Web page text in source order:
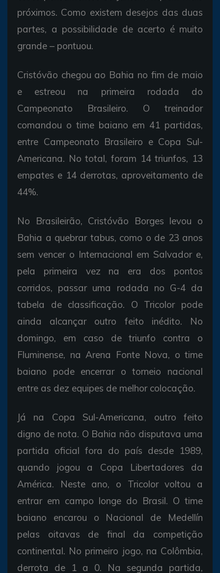
próximos. Como existem desejos das duas
partes, a possibilidade de acerto é muito
grande – pontuou.
Cristóvão chegou ao Bahia no fim de maio
e estreou na primeira rodada do
Campeonato Brasileiro. O treinador
comandou o time baiano em 41 partidas,
entre Campeonato Brasileiro e Copa Sul-
Americana. No total, foram 14 triunfos, 13
empates e 14 derrotas, aproveitamento de
44%.
No Brasileirão, Cristóvão Borges levou o
Bahia a quebrar tabus, como o de 23 anos
sem vencer o Internacional em Salvador e,
pela primeira vez na era dos pontos
corridos, passar uma rodada no G-4 da
tabela de classificação. O Tricolor pode
ainda alcançar outro feito inédito. No
domingo, em caso de triunfo contra o
Fluminense, na Arena Fonte Nova, o time
baiano pode encerrar o torneio nacional
entre as dez equipes de melhor colocação.
Já na Copa Sul-Americana, outro feito
digno de nota. O Bahia não disputava uma
partida oficial fora do país desde 1989,
quando jogou a Copa Libertadores da
América. Neste ano, o Tricolor voltou a
entrar em campo longe do Brasil. O time
baiano encarou o Nacional de Medellín
pelas oitavas de final da competição
continental. No primeiro jogo, na Colômbia,
derrota de 1 a 0. Na segunda partida,